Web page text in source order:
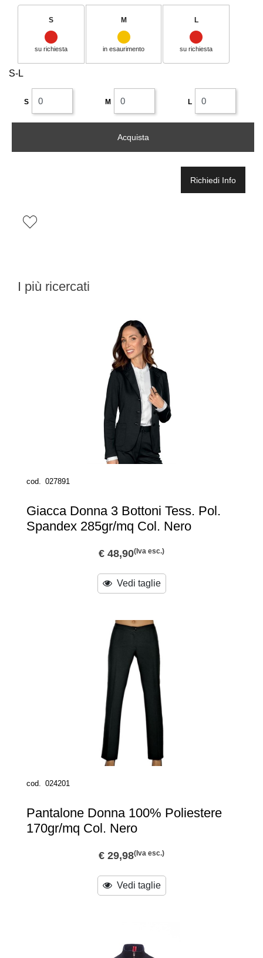
S
su richiesta
M
in esaurimento
L
su richiesta
S-L
S M L
Acquista
Richiedi Info
I più ricercati
cod. 027891
Giacca Donna 3 Bottoni Tess. Pol.
Spandex 285gr/mq Col. Nero
€ 48,90(Iva esc.)
Vedi taglie
cod. 024201
Pantalone Donna 100% Poliestere
170gr/mq Col. Nero
€ 29,98(Iva esc.)
Vedi taglie